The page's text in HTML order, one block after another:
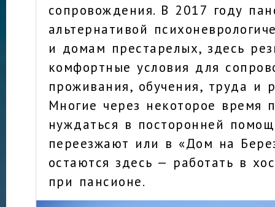
сопровождения. В 2017 году
альтернативой
и домам престарелых, здесь
комфортные условия для
проживания, обучения, труда и
Многие через некоторое время
нуждаться в посторонней
переезжают или в «Дом на
остаются здесь — работать в
при пансионе.